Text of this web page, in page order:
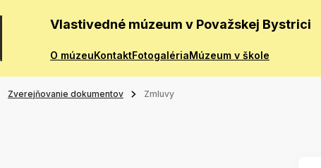
Vlastivedné múzeum v Považskej Bystrici
O múzeuKontaktFotogalériaMúzeum v škole
Zverejňovanie dokumentov Zmluvy